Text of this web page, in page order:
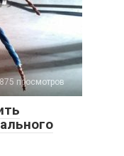
875 просмотров